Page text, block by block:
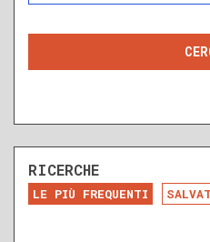
DA RISTRUTTURARE
RECENTE
RICERCHE
LE PIÙ FREQUENTI